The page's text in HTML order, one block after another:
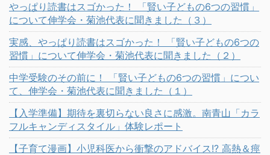
やっぱり読書はスゴかった！ 「賢い子どもの6つの習慣」
について伸学会・菊池代表に聞きました（３）
実感、やっぱり読書はスゴかった！ 「賢い子どもの6つの
習慣」について伸学会・菊池代表に聞きました（２）
中学受験のその前に！ 「賢い子どもの6つの習慣」につい
て、伸学会・菊池代表に聞きました（１）
【入学準備】期待を裏切らない良さに感激。南青山「カラ
フルキャンディスタイル」体験レポート
【子育て漫画】小児科医から衝撃のアドバイス!? 高熱＆痙